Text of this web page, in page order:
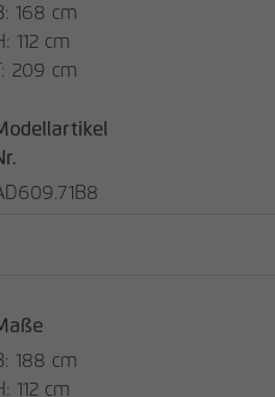
168 cm
112 cm
T: 209 cm
188 cm
112 cm
den
zu
zum